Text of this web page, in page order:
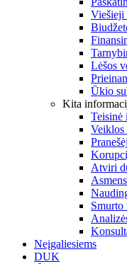
Viešieji
Lėšos
Ūkio
Kita
Teisinė
Veiklos
Atviri
Neįgaliesiems
DUK